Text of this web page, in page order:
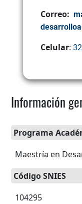
Correo:
Celular:
Información
Programa
Maestría en
Código SNIES
104295